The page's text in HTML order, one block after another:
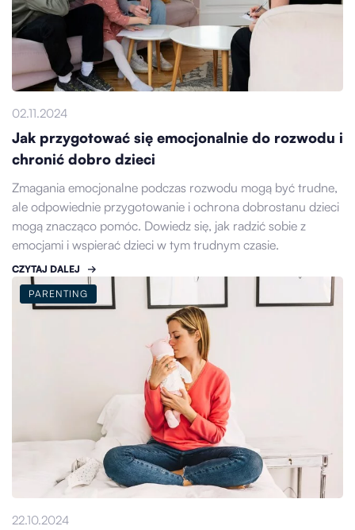
02.11.2024
Jak przygotować się emocjonalnie do rozwodu i
chronić dobro dzieci
Zmagania emocjonalne podczas rozwodu mogą być trudne,
ale odpowiednie przygotowanie i ochrona dobrostanu dzieci
mogą znacząco pomóc. Dowiedz się, jak radzić sobie z
emocjami i wspierać dzieci w tym trudnym czasie.
CZYTAJ DALEJ
PARENTING
22.10.2024